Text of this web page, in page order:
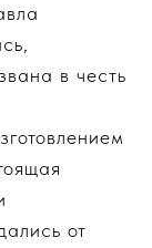
в честь
от